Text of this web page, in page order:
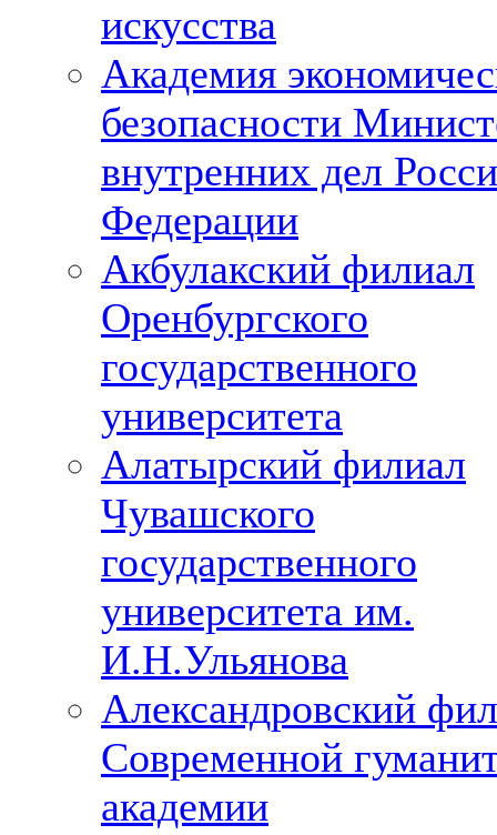
искусства
Академия
безопасности
внутренних дел
Федерации
Акбулакский филиал
Оренбургского
государственного
университета
Алатырский филиал
Чувашского
государственного
университета им.
И.Н.Ульянова
Александровский
Современной
академии